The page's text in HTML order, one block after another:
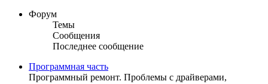
Форум
Темы
Сообщения
Последнее сообщение
Программная часть
Программный ремонт. Проблемы с драйверами,